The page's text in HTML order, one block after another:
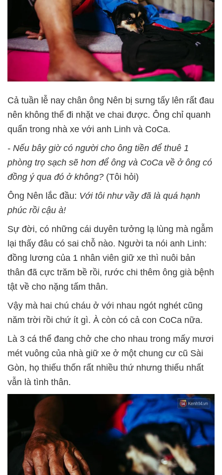
Cả tuần lễ nay chân ông Nên bị sưng tấy lên rất đau
nên không thể đi nhặt ve chai được. Ông chỉ quanh
quẩn trong nhà xe với anh Linh và CoCa.
- Nếu bây giờ có người cho ông tiền để thuê 1
phòng trọ sạch sẽ hơn để ông và CoCa về ở ông có
đồng ý qua đó ở không? (Tôi hỏi)
Ông Nên lắc đầu: Với tôi như vầy đã là quá hạnh
phúc rồi cậu à!
Sự đời, có những cái duyên tưởng lạ lùng mà ngẫm
lại thấy đâu có sai chỗ nào. Người ta nói anh Linh:
đồng lương của 1 nhân viên giữ xe thì nuôi bản
thân đã cực trăm bề rồi, rước chi thêm ông già bệnh
tật về cho nặng tấm thân.
Vậy mà hai chú cháu ở với nhau ngót nghét cũng
năm trời rồi chứ ít gì. À còn có cả con CoCa nữa.
Là 3 cá thể đang chở che cho nhau trong mấy mươi
mét vuông của nhà giữ xe ở một chung cư cũ Sài
Gòn, họ thiếu thốn rất nhiều thứ nhưng thiếu nhất
vẫn là tình thân.